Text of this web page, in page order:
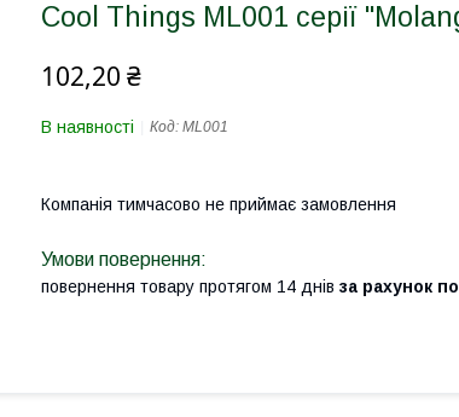
Cool Things ML001 серії
102,20 ₴
В наявності Код: ML001
Компанія тимчасово не приймає замовлення
повернення товару протягом 14 днів за рахунок